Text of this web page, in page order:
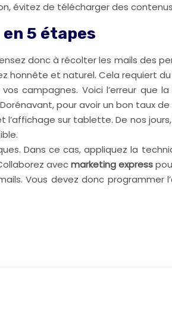
évitez de télécharger des
5 étapes
donc à récolter les mails des
honnête et naturel. Cela requiert
campagnes. Voici l’erreur
pour avoir un bon taux
sur tablette. De nos
Dans ce cas, appliquez la
avecmarketing express
Vous devez donc programmer